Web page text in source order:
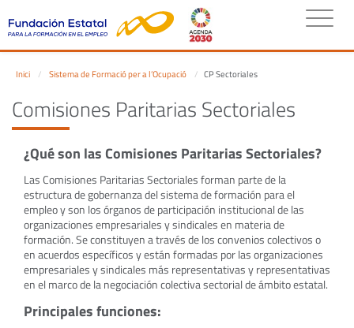
Inici Sistema de Formació per a l’Ocupació CP Sectoriales
Comisiones Paritarias Sectoriales
¿Qué son las Comisiones Paritarias Sectoriales?
Las Comisiones Paritarias Sectoriales forman parte de la
estructura de gobernanza del sistema de formación para el
empleo y son los órganos de participación institucional de las
organizaciones empresariales y sindicales en materia de
formación. Se constituyen a través de los convenios colectivos o
en acuerdos específicos y están formadas por las organizaciones
empresariales y sindicales más representativas y representativas
en el marco de la negociación colectiva sectorial de ámbito estatal.
Principales funciones: